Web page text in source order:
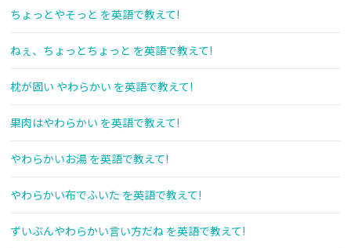
ちょっとやそっと を英語で教えて!
ねぇ、ちょっとちょっと を英語で教えて!
枕が固い やわらかい を英語で教えて!
果肉はやわらかい を英語で教えて!
やわらかいお湯 を英語で教えて!
やわらかい布でふいた を英語で教えて!
ずいぶんやわらかい言い方だね を英語で教えて!